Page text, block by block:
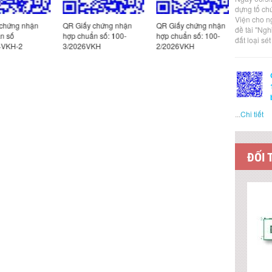
nhận
2
QR Giấy chứng nhận
hợp chuẩn số: 100-
3/2026VKH
QR Giấy chứng nhận
hợp chuẩn số: 100-
2/2026VKH
QR Giấy
hợp
1/
dựng tổ
Viện cho
đề tài
đất loại
...Chi tiết
ĐỐI